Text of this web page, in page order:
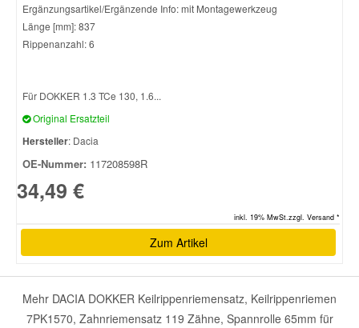
Ergänzungsartikel/Ergänzende Info: mit Montagewerkzeug
Länge [mm]: 837
Rippenanzahl: 6
Für DOKKER 1.3 TCe 130, 1.6...
Original Ersatzteil
Hersteller: Dacia
OE-Nummer: 117208598R
34,49 €
inkl. 19% MwSt.zzgl. Versand *
Zum Artikel
Mehr DACIA DOKKER Keilrippenriemensatz, Keilrippenriemen
7PK1570, Zahnriemensatz 119 Zähne, Spannrolle 65mm für